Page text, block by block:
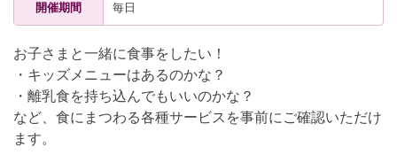
開催期間 毎日
お子さまと一緒に食事をしたい！
・キッズメニューはあるのかな？
・離乳食を持ち込んでもいいのかな？
など、食にまつわる各種サービスを事前にご確認いただけ
ます。